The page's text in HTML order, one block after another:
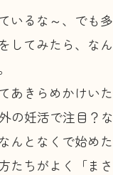
いるな～、でも
してみたら、な
あきらめかけい
の妊活で注目？
んとなくで始め
たちがよく「